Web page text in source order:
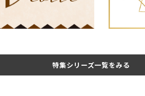
特集シリーズ一覧をみる